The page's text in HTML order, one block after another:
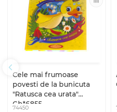
Cele mai frumoase
povesti de la bunicuta
"Ratusca cea urata"
Gh*6855
74450